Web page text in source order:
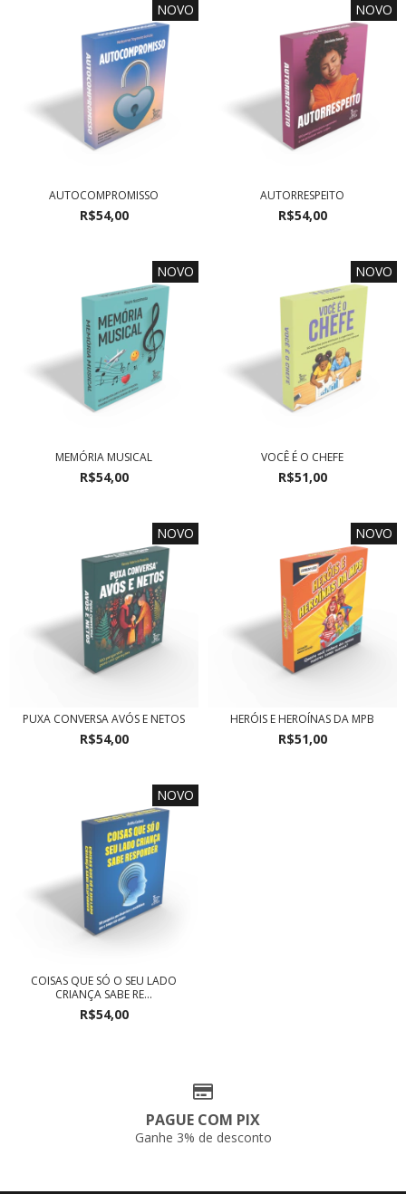
NOVO
AUTOCOMPROMISSO
R$54,00
NOVO
AUTORRESPEITO
R$54,00
NOVO
MEMÓRIA MUSICAL
R$54,00
NOVO
VOCÊ É O CHEFE
R$51,00
NOVO
PUXA CONVERSA AVÓS E NETOS
R$54,00
NOVO
HERÓIS E HEROÍNAS DA MPB
R$51,00
NOVO
COISAS QUE SÓ O SEU LADO
CRIANÇA SABE RE...
R$54,00
PAGUE COM PIX
Ganhe 3% de desconto